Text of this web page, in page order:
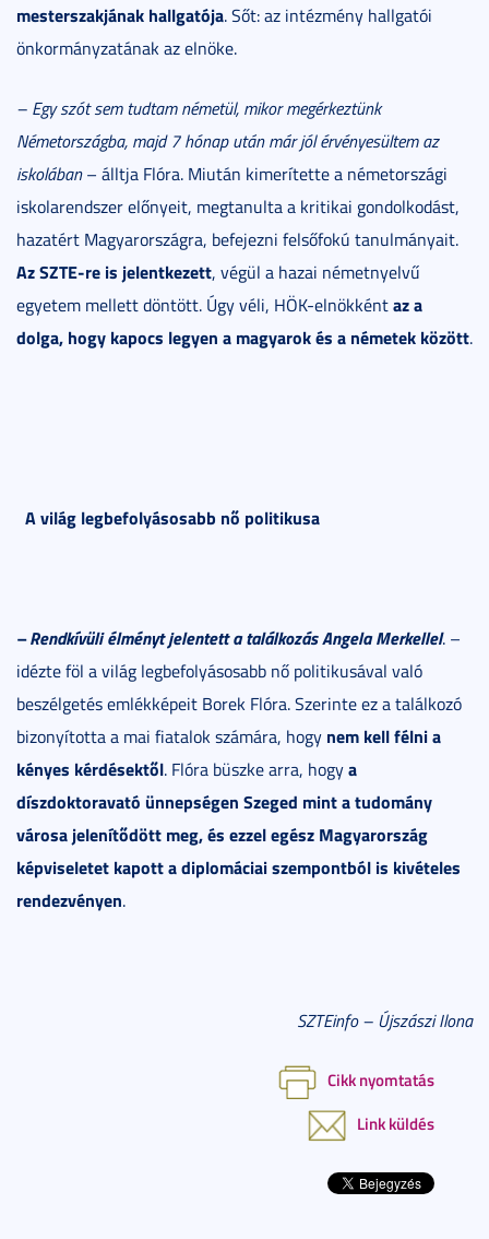
mesterszakjának hallgatója. Sőt: az intézmény hallgatói
önkormányzatának az elnöke.
– Egy szót sem tudtam németül, mikor megérkeztünk
Németországba, majd 7 hónap után már jól érvényesültem az
iskolában– álltja Flóra. Miután kimerítette a németországi
iskolarendszer előnyeit, megtanulta a kritikai gondolkodást,
hazatért Magyarországra, befejezni felsőfokú tanulmányait.
Az SZTE-re is jelentkezett, végül a hazai németnyelvű
egyetem mellett döntött. Úgy véli, HÖK-elnökkéntaz a
dolga, hogy kapocs legyen a magyarok és a németek között.
A világ legbefolyásosabb nő politikusa
– Rendkívüli élményt jelentett a találkozás Angela Merkellel. –
idézte föl a világ legbefolyásosabb nő politikusával való
beszélgetés emlékképeit Borek Flóra. Szerinte ez a találkozó
bizonyította a mai fiatalok számára, hogy nem kell félni a
kényes kérdésektől. Flóra büszke arra, hogya
díszdoktoravató ünnepségen Szeged mint a tudomány
városa jelenítődött meg, és ezzel egész Magyarország
képviseletet kapott a diplomáciai szempontból is kivételes
rendezvényen.
SZTEinfo – Újszászi Ilona
Cikk nyomtatás
Link küldés